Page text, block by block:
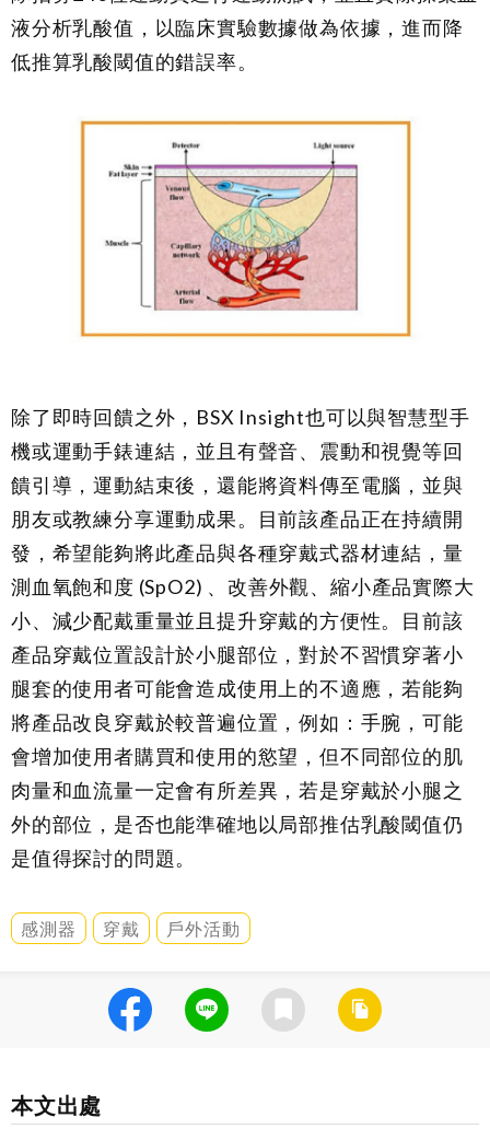
液分析乳酸值，以臨床實驗數據做為依據，進而降
低推算乳酸閾值的錯誤率。
除了即時回饋之外，BSX Insight也可以與智慧型手
機或運動手錶連結，並且有聲音、震動和視覺等回
饋引導，運動結束後，還能將資料傳至電腦，並與
朋友或教練分享運動成果。目前該產品正在持續開
發，希望能夠將此產品與各種穿戴式器材連結，量
測血氧飽和度 (SpO2) 、改善外觀、縮小產品實際大
小、減少配戴重量並且提升穿戴的方便性。目前該
產品穿戴位置設計於小腿部位，對於不習慣穿著小
腿套的使用者可能會造成使用上的不適應，若能夠
將產品改良穿戴於較普遍位置，例如：手腕，可能
會增加使用者購買和使用的慾望，但不同部位的肌
肉量和血流量一定會有所差異，若是穿戴於小腿之
外的部位，是否也能準確地以局部推估乳酸閾值仍
是值得探討的問題。
感測器 穿戴 戶外活動
本文出處